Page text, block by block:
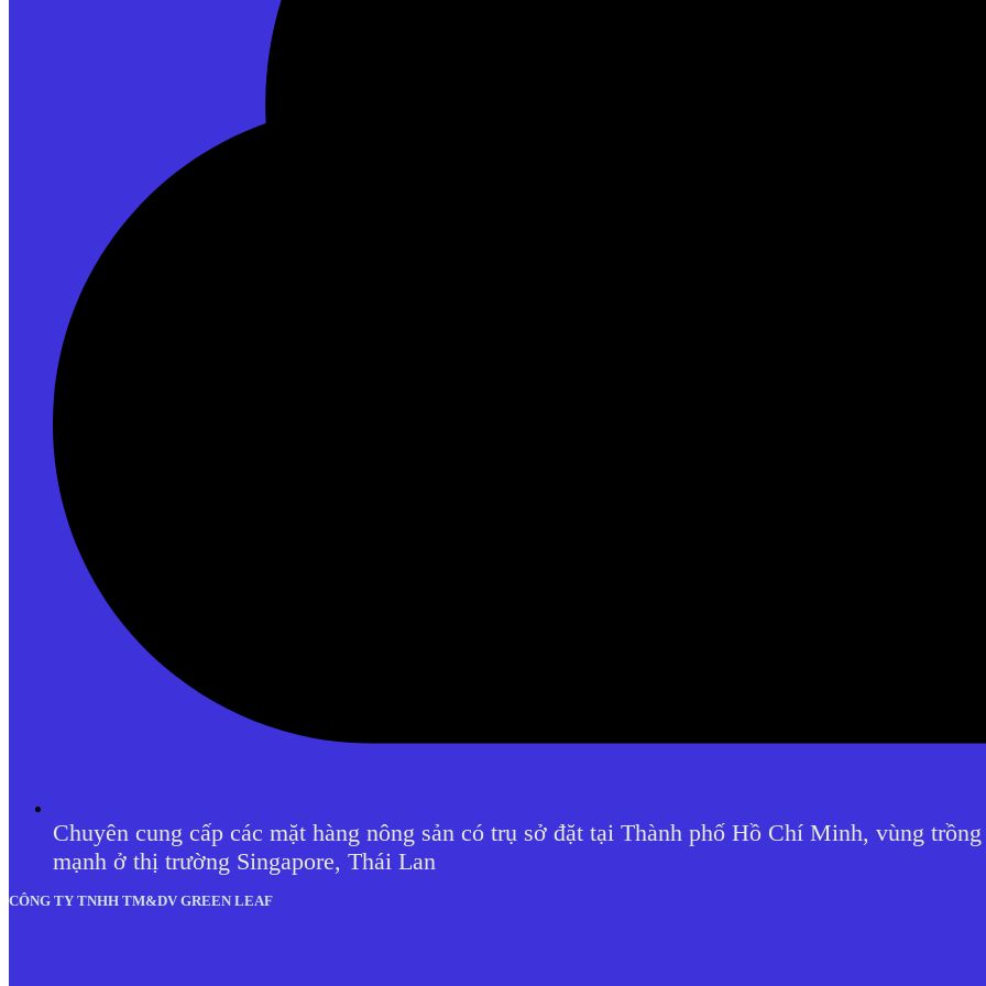
Chuyên cung cấp các mặt hàng nông sản có trụ sở đặt tại Thành phố Hồ Chí Minh, vùng
mạnh ở thị trường Singapore, Thái Lan
CÔNG TY TNHH TM&DV GREEN LEAF